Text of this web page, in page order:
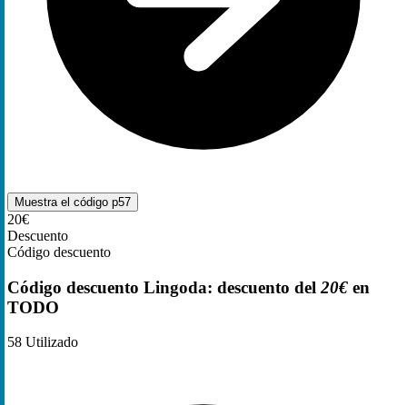
Muestra el código p57
20€
Descuento
Código descuento
Código descuento Lingoda: descuento del 20€ en
TODO
58 Utilizado